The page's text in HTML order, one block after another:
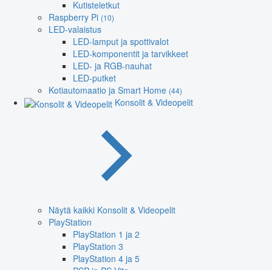
Kutisteletkut
Raspberry Pi (10)
LED-valaistus
LED-lamput ja spottivalot
LED-komponentit ja tarvikkeet
LED- ja RGB-nauhat
LED-putket
Kotiautomaatio ja Smart Home (44)
Konsolit & Videopelit
Näytä kaikki Konsolit & Videopelit
PlayStation
PlayStation 1 ja 2
PlayStation 3
PlayStation 4 ja 5